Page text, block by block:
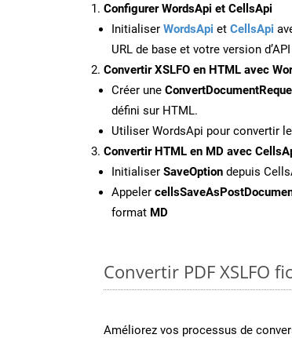
Configurer WordsApi et CellsApi
Initialiser WordsApi et CellsApi
URL de base et votre version d’API
Convertir XSLFO en HTML avec
Créer une
défini sur HTML.
Utiliser WordsApi pour convertir
Convertir HTML en MD avec
Initialiser SaveOption depuis
Appeler
format MD
Convertir PDF XSLFO
Améliorez vos processus de